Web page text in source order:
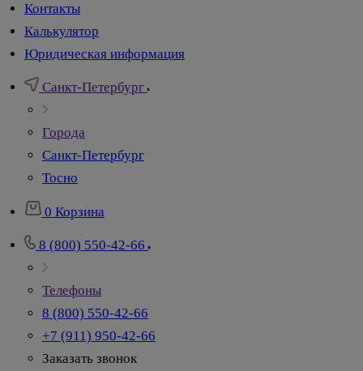
Контакты
Калькулятор
Юридическая информация
Санкт-Петербург
Города
Санкт-Петербург
Тосно
0 Корзина
8 (800) 550-42-66
Телефоны
8 (800) 550-42-66
+7 (911) 950-42-66
Заказать звонок